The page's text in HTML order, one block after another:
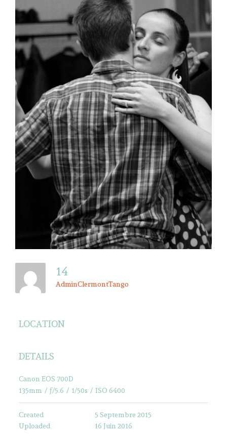
14
AdminClermontTango
LOCATION
DETAILS
Canon EOS 700D
135mm / ƒ/5.6 / 1/50s / ISO 6400
Created
5 Septembre 2015
Uploaded
16 Juin 2016